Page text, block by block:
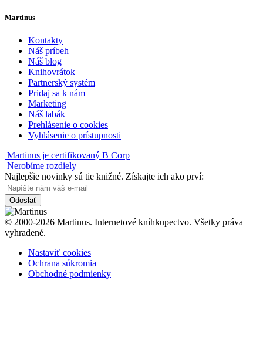
Martinus
Kontakty
Náš príbeh
Náš blog
Knihovrátok
Partnerský systém
Pridaj sa k nám
Marketing
Náš labák
Prehlásenie o cookies
Vyhlásenie o prístupnosti
Martinus je certifikovaný B Corp
Nerobíme rozdiely
Najlepšie novinky sú tie knižné. Získajte ich ako prví:
Odoslať
© 2000-2026 Martinus. Internetové kníhkupectvo. Všetky práva
vyhradené.
Nastaviť cookies
Ochrana súkromia
Obchodné podmienky